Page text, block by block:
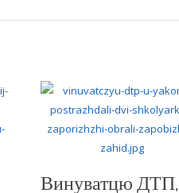
Винуватцю